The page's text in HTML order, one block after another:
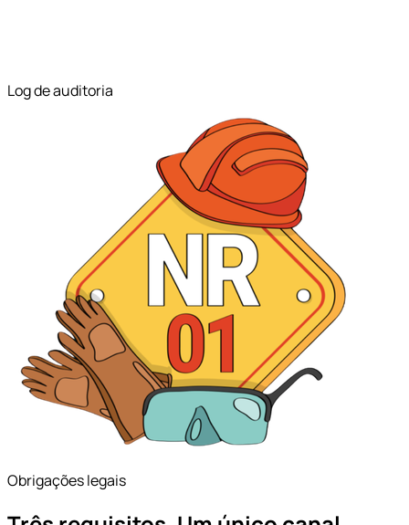
Log de auditoria
Obrigações legais